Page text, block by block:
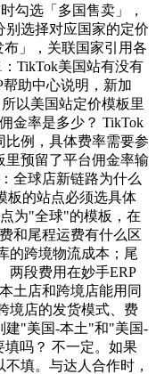
勾选「多国售卖」，
选择对应国家的定价
」，关联国家引用各
TikTok美国站有没有
帮助中心说明，新加
以美国站定价模板里
金率是多少？ TikTok
比例，具体费率需要参
里预留了平台佣金率输
全球店新链路为什么
板的站点必须选具体
为"全球"的模板，在
和尾程运费有什么区
的跨境物流成本；尾
两段费用在妙手ERP
土店和跨境店能用同
境店的发货模式、费
建"美国-本土"和"美国-
填吗？ 不一定。如果
填。与达人合作时，